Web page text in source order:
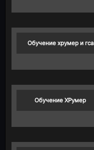
Обучение хрумер и гса
Обучение ХРумер